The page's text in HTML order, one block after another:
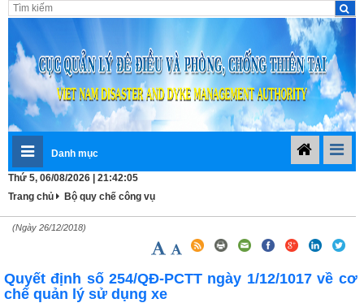
Danh mục
Thứ 5, 06/08/2026 | 21:42:05
Trang chủ
Bộ quy chế công vụ
(Ngày 26/12/2018)
Quyết định số 254/QĐ-PCTT ngày 1/12/1017 về cơ
chế quản lý sử dụng xe